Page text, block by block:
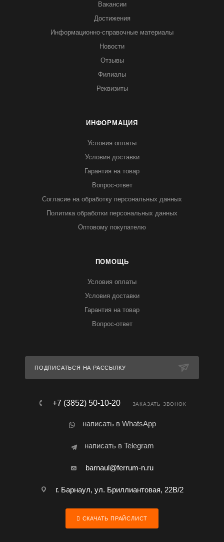
Вакансии
Достижения
Информационно-справочные материалы
Новости
Отзывы
Филиалы
Реквизиты
ИНФОРМАЦИЯ
Условия оплаты
Условия доставки
Гарантия на товар
Вопрос-ответ
Согласие на обработку персональных данных
Политика обработки персональных данных
Оптовому покупателю
ПОМОЩЬ
Условия оплаты
Условия доставки
Гарантия на товар
Вопрос-ответ
ПОДПИСАТЬСЯ НА РАССЫЛКУ
+7 (3852) 50-10-20 ЗАКАЗАТЬ ЗВОНОК
написать в WhatsApp
написать в Telegram
barnaul@ferrum-n.ru
г. Барнаул, ул. Бриллиантовая, 22В/2
СКАЧАТЬ ПРАЙСЛИСТ